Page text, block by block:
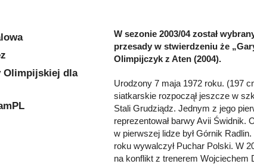
W sezonie 2003/04 został
przesady w stwierdzeniu że
Olimpijczyk z Aten (2004).
Urodzony 7 maja 1972 roku. (197
siatkarskie rozpoczął jeszcze w
Stali Grudziądz. Jednym z jego
reprezentował barwy Avii Świdnik.
w pierwszej lidze był Górnik
roku wywalczył Puchar Polski. W
na konflikt z trenerem Wojciechem
Olimpijskiej dla